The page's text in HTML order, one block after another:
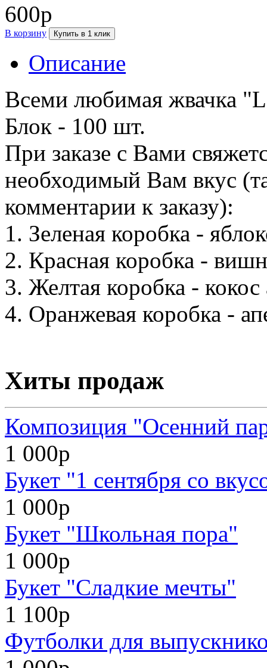
600р
В корзину Купить в 1 клик
Описание
Всеми любимая жвачка
Блок - 100 шт.
При заказе с Вами
необходимый Вам вкус
комментарии к заказу):
1. Зеленая коробка -
2. Красная коробка -
3. Желтая коробка - кокос
4. Оранжевая коробка -
Хиты продаж
Композиция "Осенний
1 000р
Букет "1 сентября со
1 000р
Букет "Школьная пора"
1 000р
Букет "Сладкие мечты"
1 100р
Футболки для